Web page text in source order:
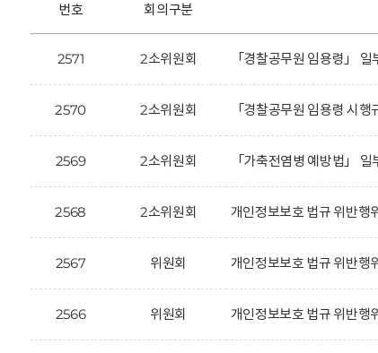
번호 회의구분
2571 2소위원회 「경찰공무원 임용령」
2570 2소위원회 「경찰공무원 임용령 시
2569 2소위원회 「가축전염병 예방법」
2568 2소위원회 개인정보보호 법규 위반
2567 위원회 개인정보보호 법규 위반
2566 위원회 개인정보보호 법규 위반